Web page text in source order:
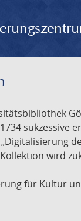
sukzessive
wird
für Kultur